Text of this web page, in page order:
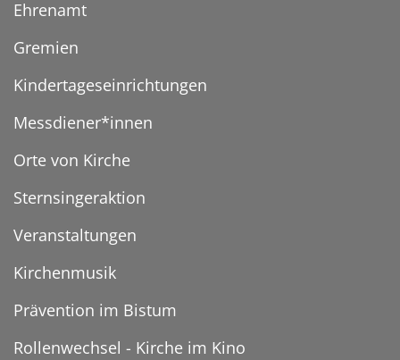
Ehrenamt
Gremien
Kindertageseinrichtungen
Messdiener*innen
Orte von Kirche
Sternsingeraktion
Veranstaltungen
Kirchenmusik
Prävention im Bistum
Rollenwechsel - Kirche im Kino